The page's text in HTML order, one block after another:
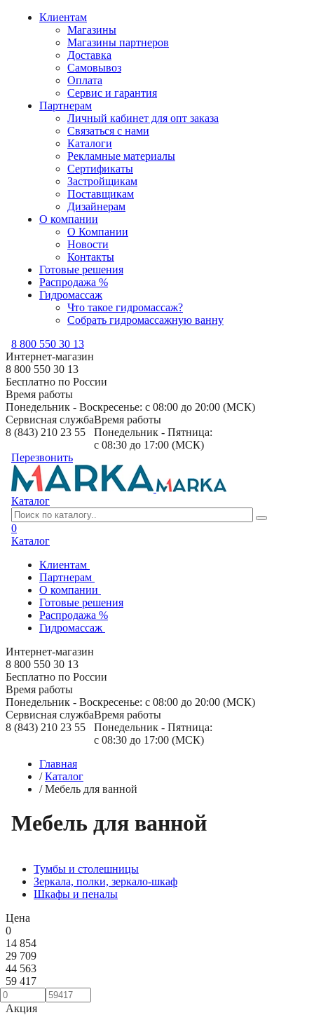
Клиентам
Магазины
Магазины партнеров
Доставка
Самовывоз
Оплата
Сервис и гарантия
Партнерам
Личный кабинет для опт заказа
Связаться с нами
Каталоги
Рекламные материалы
Сертификаты
Застройщикам
Поставщикам
Дизайнерам
О компании
О Компании
Новости
Контакты
Готовые решения
Распродажа %
Гидромассаж
Что такое гидромассаж?
Собрать гидромассажную ванну
8 800 550 30 13
Интернет-магазин
8 800 550 30 13
Бесплатно по России
Время работы
Понедельник - Воскресенье: с 08:00 до 20:00 (МСК)
Сервисная служба
8 (843) 210 23 55
Время работы
Понедельник - Пятница:
с 08:30 до 17:00 (МСК)
Перезвонить
Каталог
0
Каталог
Клиентам
Партнерам
О компании
Готовые решения
Распродажа %
Гидромассаж
Интернет-магазин
8 800 550 30 13
Бесплатно по России
Время работы
Понедельник - Воскресенье: с 08:00 до 20:00 (МСК)
Сервисная служба
8 (843) 210 23 55
Время работы
Понедельник - Пятница:
с 08:30 до 17:00 (МСК)
Главная
/ Каталог
/ Мебель для ванной
Мебель для ванной
Тумбы и столешницы
Зеркала, полки, зеркало-шкаф
Шкафы и пеналы
Цена
0
14 854
29 709
44 563
59 417
Акция